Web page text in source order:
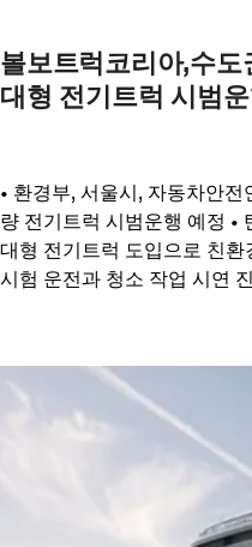
볼보트럭코리아,수
대형 전기트럭 시범운
• 환경부, 서울시, 자동차안
량 전기트럭 시범운행 예정 •
대형 전기트럭 도입으로 친
시험 운전과 청소 작업 시연